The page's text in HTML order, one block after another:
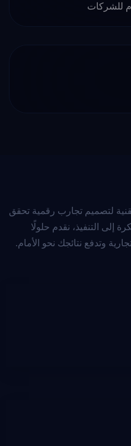
للشركات
لتصميم تجارب رقمية تحقق
إلى التنفيذ، نقدم حلولًا
وتدفع نتائجك نحو الأمام.